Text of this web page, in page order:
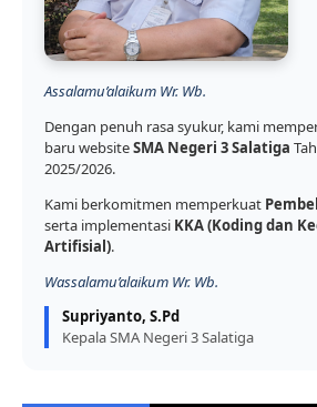
Assalamu’alaikum Wr. Wb.
Dengan penuh rasa syukur, kami
baru websiteSMA Negeri 3 Salatiga
2025/2026.
Kami berkomitmen memperkuat
serta implementasi KKA (Koding dan
Artifisial).
Wassalamu’alaikum Wr. Wb.
Supriyanto, S.Pd
Kepala SMA Negeri 3 Salatiga